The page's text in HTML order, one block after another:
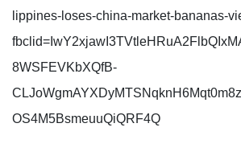
lippines-loses-china-market-bananas-
8WSFEVKbXQfB-
OS4M5BsmeuuQiQRF4Q